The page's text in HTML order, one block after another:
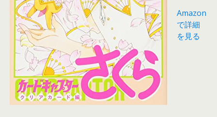
Amazon
で詳細
を見る